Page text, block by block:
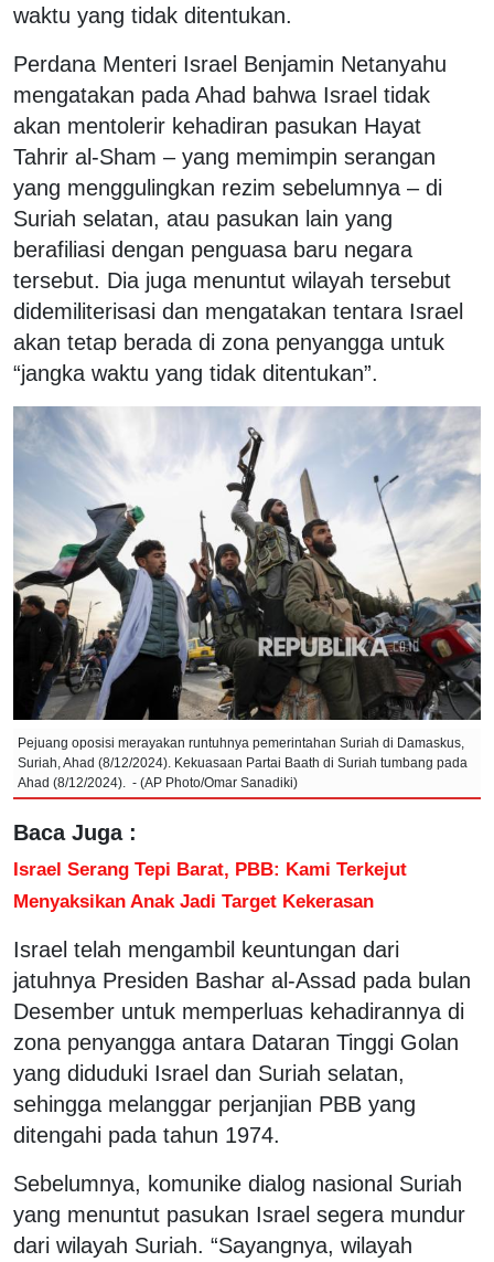
waktu yang tidak ditentukan.
Perdana Menteri Israel Benjamin Netanyahu
mengatakan pada Ahad bahwa Israel tidak
akan mentolerir kehadiran pasukan Hayat
Tahrir al-Sham – yang memimpin serangan
yang menggulingkan rezim sebelumnya – di
Suriah selatan, atau pasukan lain yang
berafiliasi dengan penguasa baru negara
tersebut. Dia juga menuntut wilayah tersebut
didemiliterisasi dan mengatakan tentara Israel
akan tetap berada di zona penyangga untuk
“jangka waktu yang tidak ditentukan”.
Pejuang oposisi merayakan runtuhnya pemerintahan Suriah di Damaskus,
Suriah, Ahad (8/12/2024). Kekuasaan Partai Baath di Suriah tumbang pada
Ahad (8/12/2024). - (AP Photo/Omar Sanadiki)
Baca Juga :
Israel Serang Tepi Barat, PBB: Kami Terkejut
Menyaksikan Anak Jadi Target Kekerasan
Israel telah mengambil keuntungan dari
jatuhnya Presiden Bashar al-Assad pada bulan
Desember untuk memperluas kehadirannya di
zona penyangga antara Dataran Tinggi Golan
yang diduduki Israel dan Suriah selatan,
sehingga melanggar perjanjian PBB yang
ditengahi pada tahun 1974.
Sebelumnya, komunike dialog nasional Suriah
yang menuntut pasukan Israel segera mundur
dari wilayah Suriah. “Sayangnya, wilayah